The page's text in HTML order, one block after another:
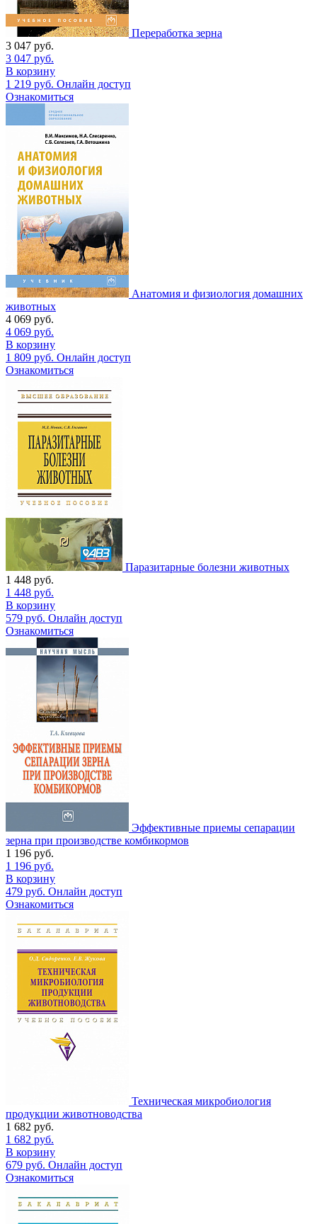
Переработка зерна
3 047 руб.
3 047 руб.
В корзину
1 219 руб. Онлайн доступ
Ознакомиться
Анатомия и физиология домашних
животных
4 069 руб.
4 069 руб.
В корзину
1 809 руб. Онлайн доступ
Ознакомиться
Паразитарные болезни животных
1 448 руб.
1 448 руб.
В корзину
579 руб. Онлайн доступ
Ознакомиться
Эффективные приемы сепарации
зерна при производстве комбикормов
1 196 руб.
1 196 руб.
В корзину
479 руб. Онлайн доступ
Ознакомиться
Техническая микробиология
продукции животноводства
1 682 руб.
1 682 руб.
В корзину
679 руб. Онлайн доступ
Ознакомиться